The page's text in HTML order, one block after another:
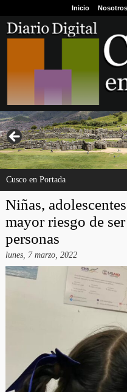
Inicio Nosotros
Cusco en Portada
Niñas,
mayor riesgo de
personas
lunes, 7 marzo, 2022